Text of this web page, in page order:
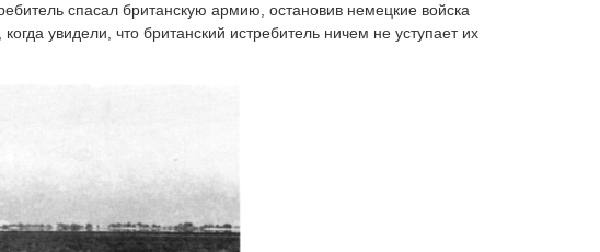
спасал британскую армию, остановив немецкие войска
увидели, что британский истребитель ничем не уступает их